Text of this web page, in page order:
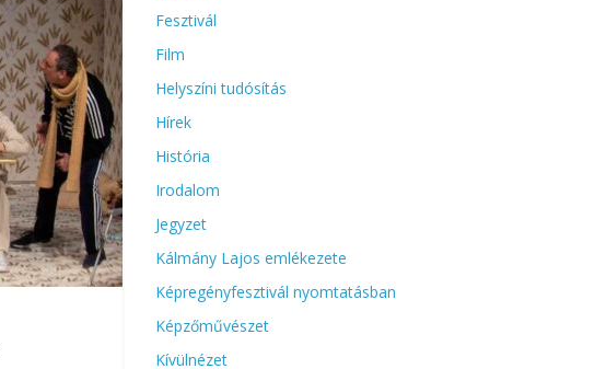
Fesztivál
Film
Helyszíni tudósítás
Hírek
História
Irodalom
Jegyzet
Kálmány Lajos emlékezete
Képregényfesztivál nyomtatásban
Képzőművészet
Kívülnézet